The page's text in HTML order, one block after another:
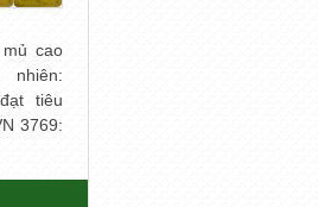
cao
tiêu
3769: